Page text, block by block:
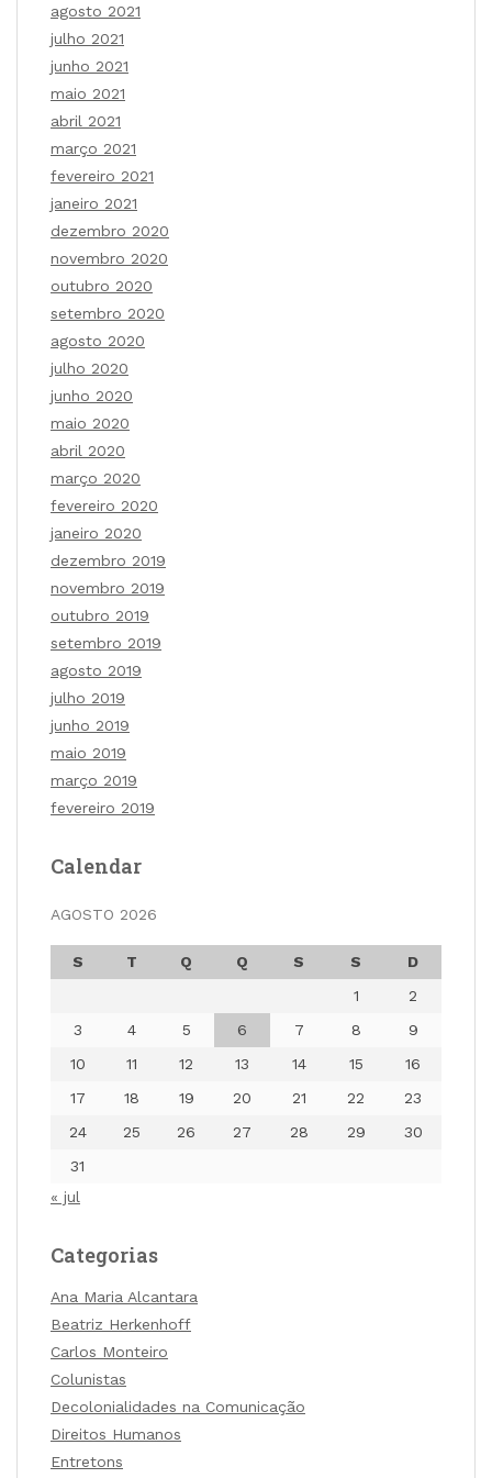
agosto 2021
julho 2021
junho 2021
maio 2021
abril 2021
março 2021
fevereiro 2021
janeiro 2021
dezembro 2020
novembro 2020
outubro 2020
setembro 2020
agosto 2020
julho 2020
junho 2020
maio 2020
abril 2020
março 2020
fevereiro 2020
janeiro 2020
dezembro 2019
novembro 2019
outubro 2019
setembro 2019
agosto 2019
julho 2019
junho 2019
maio 2019
março 2019
fevereiro 2019
Calendar
AGOSTO 2026
S T Q Q S S
D
1
2
3
4 5 6 7 8
9
10
11 12 13 14 15
16
17
18 19 20 21 22
23
24
25 26 27 28 29
30
31
« jul
Categorias
Ana Maria Alcantara
Beatriz Herkenhoff
Carlos Monteiro
Colunistas
Decolonialidades na Comunicação
Direitos Humanos
Entretons